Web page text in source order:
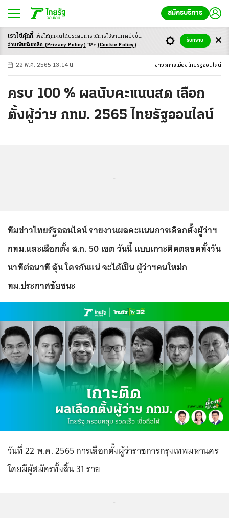
สมัครบริการ
-ก ก ก+
22 พ.ค. 2565 13:14 น. ข่าว การเมือง ไทยรัฐออนไลน์
ครบ 100 % ผลนับคะแนนสด เลือก
ตั้งผู้ว่าฯ กทม. 2565 ไทยรัฐออนไลน์
ทีมข่าวไทยรัฐออนไลน์ รายงานผลคะแนนการเลือกตั้งผู้ว่าฯ
กทม.และเลือกตั้ง ส.ก. 50 เขต วันนี้ แบบเกาะติดตลอดทั้งวัน
นาทีต่อนาที ลุ้น ใครกันแน่ จะได้เป็น ผู้ว่าฯคนใหม่ก
ทม.ประกาศชัยชนะ
วันที่ 22 พ.ค. 2565 การเลือกตั้งผู้ว่าราชการกรุงเทพมหานคร
โดยมีผู้สมัครทั้งสิ้น 31 ราย
เราใช้คุ้กกี้ เพื่อให้ทุกคนได้ประสบการณ์การใช้งานที่ดียิ่งขึ้น
อ่านเพิ่มเติมคลิก (Privacy Policy) และ (Cookie Policy)
รับทราบ